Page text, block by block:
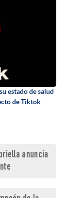
estado de salud
de Tiktok
anuncia